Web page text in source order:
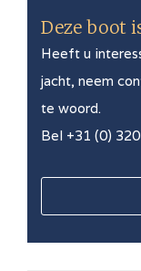
Deze boot
Heeft u
jacht, neem
te woord.
Bel +31 (0)